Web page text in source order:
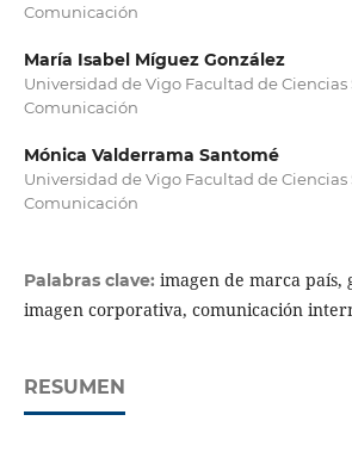
Comunicación
María Isabel Míguez González
Universidad de Vigo Facultad de Ciencias
Comunicación
Mónica Valderrama Santomé
Universidad de Vigo Facultad de Ciencias
Comunicación
Palabras clave: imagen de marca país,
imagen corporativa, comunicación
RESUMEN